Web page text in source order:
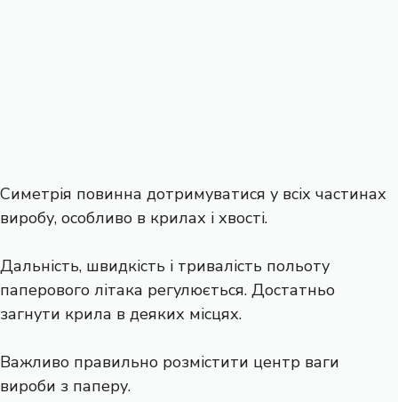
Симетрія повинна дотримуватися у всіх частинах
виробу, особливо в крилах і хвості.
Дальність, швидкість і тривалість польоту
паперового літака регулюється. Достатньо
загнути крила в деяких місцях.
Важливо правильно розмістити центр ваги
вироби з паперу.